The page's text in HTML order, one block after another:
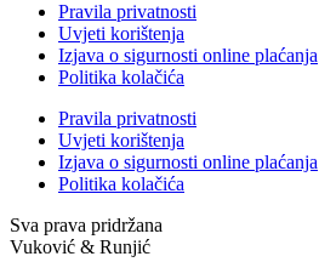
Pravila privatnosti
Uvjeti korištenja
Izjava o sigurnosti online plaćanja
Politika kolačića
Pravila privatnosti
Uvjeti korištenja
Izjava o sigurnosti online plaćanja
Politika kolačića
Sva prava pridržana
Vuković & Runjić